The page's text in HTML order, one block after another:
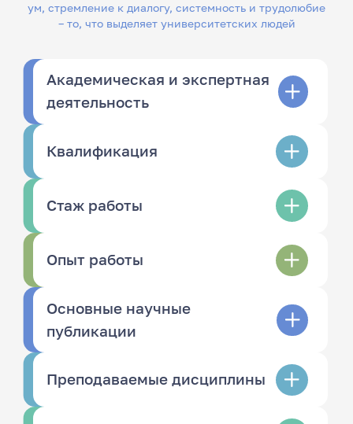
ум, стремление к диалогу, системность и трудолюбие
– то, что выделяет университетских людей
Академическая и экспертная
деятельность
Квалификация
Стаж работы
Опыт работы
Основные научные
публикации
Преподаваемые дисциплины